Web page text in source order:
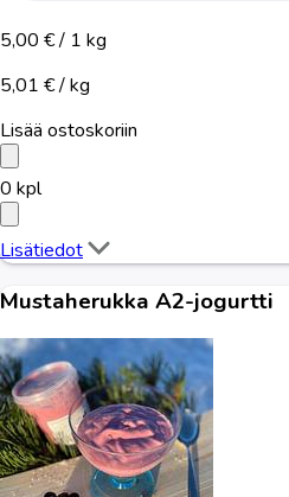
5,00 €/ 1 kg
5,01 € / kg
Lisää ostoskoriin
0 kpl
Lisätiedot
Mustaherukka A2-jogurtti